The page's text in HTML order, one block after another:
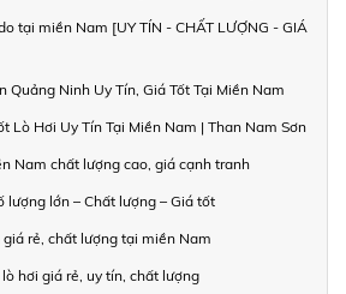
tại miền Nam [UY TÍN - CHẤT LƯỢNG - GIÁ
Quảng Ninh Uy Tín, Giá Tốt Tại Miền Nam
Lò Hơi Uy Tín Tại Miền Nam | Than Nam Sơn
Nam chất lượng cao, giá cạnh tranh
lượng lớn – Chất lượng – Giá tốt
rẻ, chất lượng tại miền Nam
hơi giá rẻ, uy tín, chất lượng